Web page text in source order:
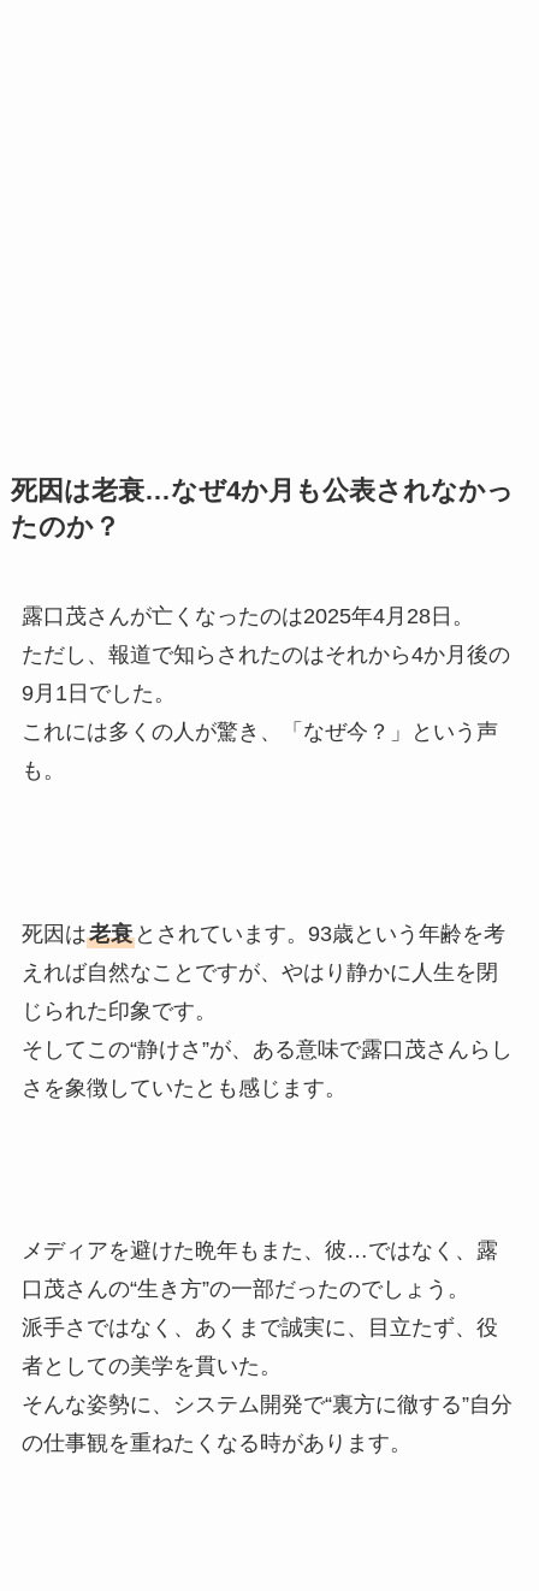
死因は老衰…なぜ4か月も公表されなかっ
たのか？
露口茂さんが亡くなったのは2025年4月28日。
ただし、報道で知らされたのはそれから4か月後の
9月1日でした。
これには多くの人が驚き、「なぜ今？」という声
も。
死因は老衰とされています。93歳という年齢を考
えれば自然なことですが、やはり静かに人生を閉
じられた印象です。
そしてこの“静けさ”が、ある意味で露口茂さんらし
さを象徴していたとも感じます。
メディアを避けた晩年もまた、彼…ではなく、露
口茂さんの“生き方”の一部だったのでしょう。
派手さではなく、あくまで誠実に、目立たず、役
者としての美学を貫いた。
そんな姿勢に、システム開発で“裏方に徹する”自分
の仕事観を重ねたくなる時があります。